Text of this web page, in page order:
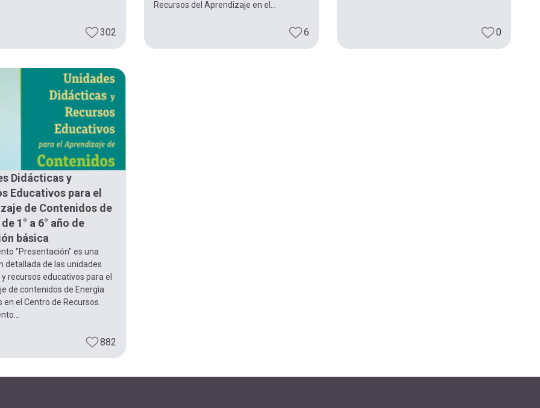
302
Recursos del Aprendizaje en el...
6 0
Didácticas y
Educativos para el
de Contenidos de
1° a 6° año de
básica
"Presentación" es una
detallada de las unidades
recursos educativos para el
de contenidos de Energía
en el Centro de Recursos.
882